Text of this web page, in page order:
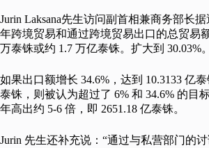
Jurin Laksana先生访问副首相兼商务部长据
年跨境贸易和通过跨境贸易出口的总贸易
万泰铢或约 1.7 万亿泰铢。扩大到 30.03%。
如果出口额增长 34.6%，达到 10.3133 亿
泰铢，则被认为超过了 6% 和 34.6% 的目
年高出约 5-6 倍，即 2651.18 亿泰铢。
Jurin 先生还补充说：“通过与私营部门的